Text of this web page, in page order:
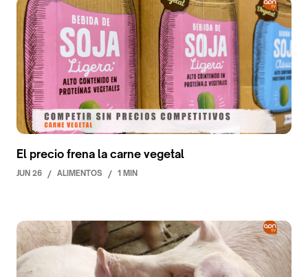
El precio frena la carne vegetal
JUN 26 / ALIMENTOS / 1 MIN